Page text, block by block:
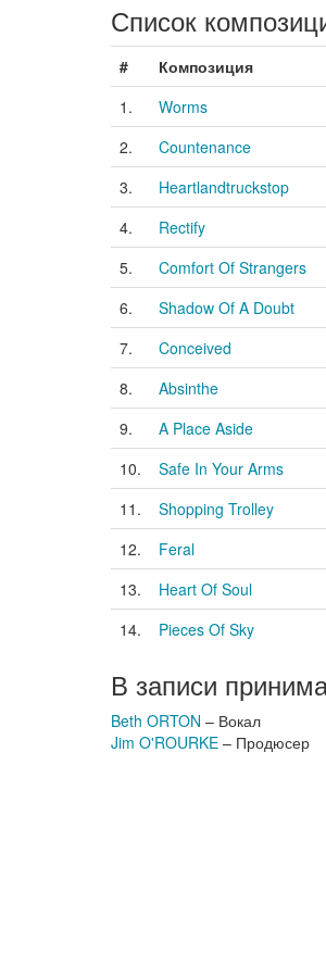
Список
#
Композиция
1.
Worms
2.
Countenance
3.
Heartlandtruckstop
4.
Rectify
5.
Comfort Of Strangers
6.
Shadow Of A Doubt
7.
Conceived
8.
Absinthe
9.
A Place Aside
10.
Safe In Your Arms
11.
Shopping Trolley
12.
Feral
13.
Heart Of Soul
14.
Pieces Of Sky
В записи
Beth ORTON – Вокал
Jim O'ROURKE – Продюсер